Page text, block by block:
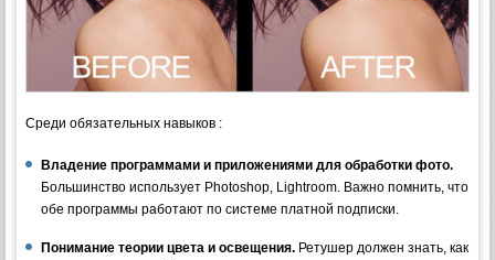
Среди обязательных навыков :
Владение программами и приложениями для обработки фото.
Большинство использует Photoshop, Lightroom. Важно помнить, что
обе программы работают по системе платной подписки.
Понимание теории цвета и освещения. Ретушер должен знать, как